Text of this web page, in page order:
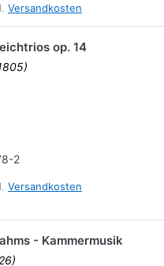
Versandkosten
op. 14
2
Versandkosten
- Kammermusik